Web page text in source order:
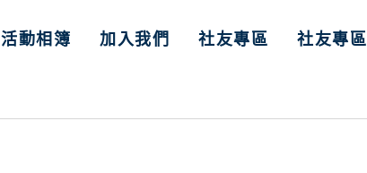
活動相簿 加入我們 社友專區
社友專區